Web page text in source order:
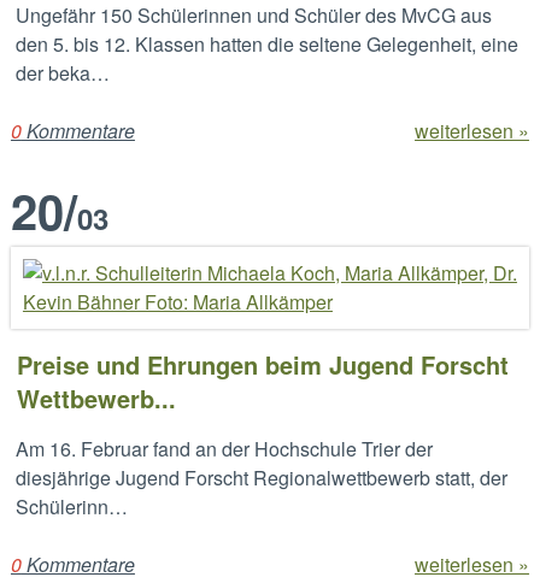
Ungefähr 150 Schülerinnen und Schüler des MvCG aus
den 5. bis 12. Klassen hatten die seltene Gelegenheit, eine
der beka…
0Kommentare weiterlesen »
20/03
Preise und Ehrungen beim Jugend Forscht
Wettbewerb...
Am 16. Februar fand an der Hochschule Trier der
diesjährige Jugend Forscht Regionalwettbewerb statt, der
Schülerinn…
0Kommentare weiterlesen »